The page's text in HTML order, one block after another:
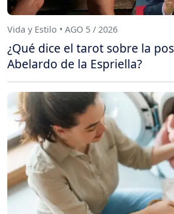
Vida y Estilo • AGO 5 / 2026
¿Qué dice el tarot sobre la
Abelardo de la Espriella?